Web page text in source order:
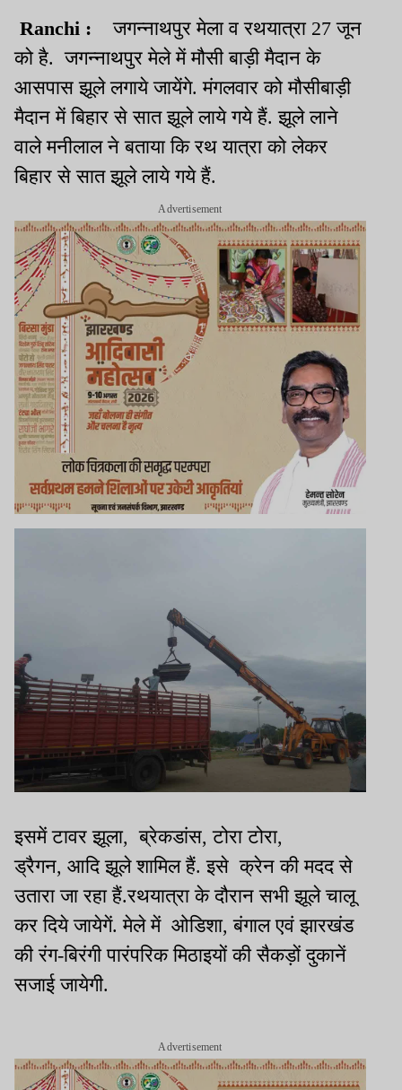
Ranchi : जगन्नाथपुर मेला व रथयात्रा 27 जून
को है. जगन्नाथपुर मेले में मौसी बाड़ी मैदान के
आसपास झूले लगाये जायेंगे. मंगलवार को मौसीबाड़ी
मैदान में बिहार से सात झूले लाये गये हैं. झूले लाने
वाले मनीलाल ने बताया कि रथ यात्रा को लेकर
बिहार से सात झूले लाये गये हैं.
Advertisement
इसमें टावर झूला, ब्रेकडांस,टोरा टोरा,
ड्रैगन, आदि झूले शामिल हैं. इसे क्रेन की मदद से
उतारा जा रहा हैं.रथयात्रा के दौरान सभी झूले चालू
कर दिये जायेगें. मेले में ओडिशा,बंगाल एवं झारखंड
की रंग-बिरंगी पारंपरिक मिठाइयों की सैकड़ों दुकानें
सजाई जायेगी.
Advertisement